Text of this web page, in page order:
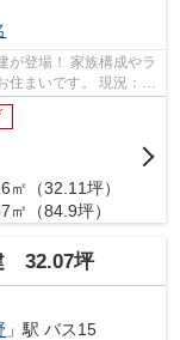
が登場！ 家族構成やラ
まいです。 現況：空
㎡（32.11坪）
㎡（84.9坪）
32.07坪
」駅 バス15